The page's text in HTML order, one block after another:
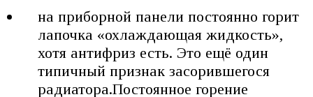
на приборной панели постоянно горит
лапочка «охлаждающая жидкость»,
хотя антифриз есть. Это ещё один
типичный признак засорившегося
радиатора.Постоянное горение